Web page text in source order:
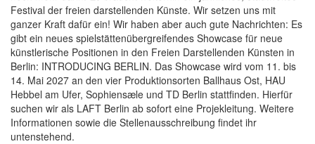
Festival der freien darstellenden Künste. Wir setzen uns mit
ganzer Kraft dafür ein! Wir haben aber auch gute Nachrichten: Es
gibt ein neues spielstättenübergreifendes Showcase für neue
künstlerische Positionen in den Freien Darstellenden Künsten in
Berlin: INTRODUCING BERLIN. Das Showcase wird vom 11. bis
14. Mai 2027 an den vier Produktionsorten Ballhaus Ost, HAU
Hebbel am Ufer, Sophiensæle und TD Berlin stattfinden. Hierfür
suchen wir als LAFT Berlin ab sofort eine Projekleitung. Weitere
Informationen sowie die Stellenausschreibung findet ihr
untenstehend.